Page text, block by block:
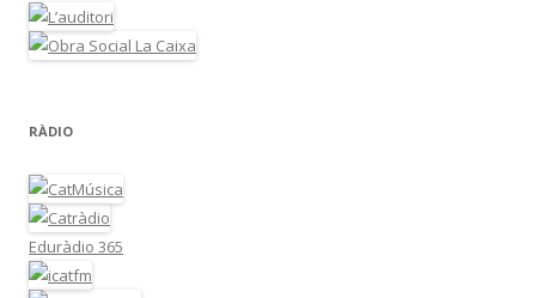
RÀDIO
Eduràdio 365